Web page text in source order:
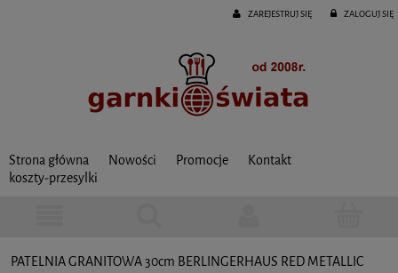
ZAREJESTRUJ SIĘ ZALOGUJ SIĘ
Strona główna Nowości Promocje
Kontakt
koszty-przesylki
PATELNIA GRANITOWA 30cm BERLINGERHAUS RED METALLIC